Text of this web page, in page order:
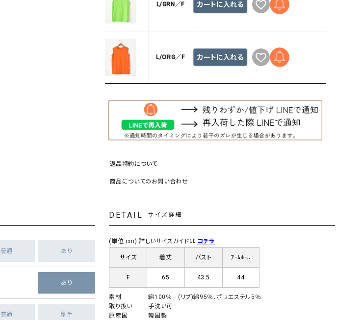
L/GRN／F カートに入れる
L/ORG／F カートに入れる
返品特約について
商品についてのお問い合わせ
普通 あり
あり
普通 厚手
DETAIL サイズ詳細
(単位:cm) 詳しいサイズガイドは コチラ
サイズ 着丈 バスト ｱｰﾑﾎｰﾙ
F 65 43.5 44
素材
綿100％ (リブ)綿95％、ポリエステル5％
取り扱い
手洗い可
原産国
韓国製